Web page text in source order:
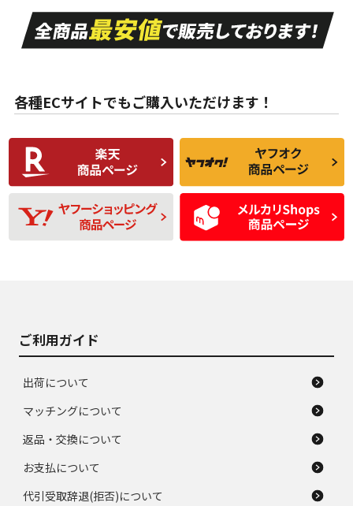
A
走行距離も少なく、
目立つ傷もほとんど
ない中古品
A
走行距離も少なく、
非常に状態の良い中
古品
な中古品
んどない中古品
C
比較的きれいな中古
品
C
られるが、使用に問
題のない中古品
D
使用感や目立つ傷が
あり、一般的な中古
品
D
残り溝も少なく、偏
磨耗がみられ、短期
間使用できるくらい
の中古品
各種ECサイトでもご購入いただけます！
ご利用ガイド
出荷について
マッチングについて
返品・交換について
お支払について
代引受取辞退(拒否)について